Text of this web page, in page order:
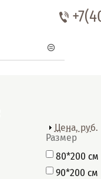
Показать
Цена, руб.
Размер
80*200 см
90*200 см